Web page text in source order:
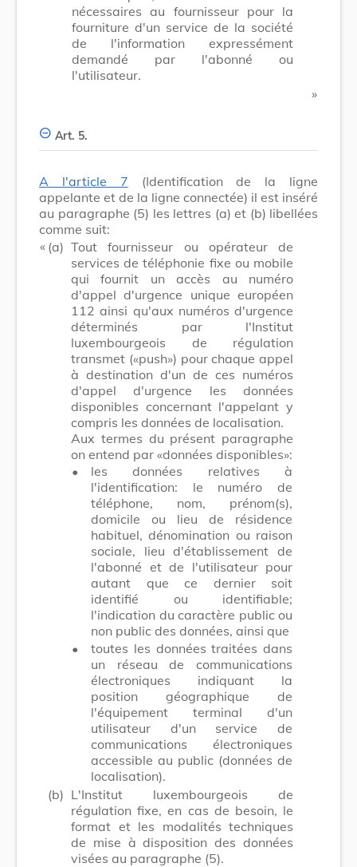
nécessaires au fournisseur pour la
fourniture d'un service de la société
de l'information expressément
demandé par l'abonné ou
l'utilisateur.
​ »
Art. 5.
A l'article 7 (Identification de la ligne
appelante et de la ligne connectée) il est inséré
au paragraphe (5) les lettres (a) et (b) libellées
comme suit:
​ « (a) Tout fournisseur ou opérateur de
services de téléphonie fixe ou mobile
qui fournit un accès au numéro
d'appel d'urgence unique européen
112 ainsi qu'aux numéros d'urgence
déterminés par l'Institut
luxembourgeois de régulation
transmet («push») pour chaque appel
à destination d'un de ces numéros
d'appel d'urgence les données
disponibles concernant l'appelant y
compris les données de localisation.
Aux termes du présent paragraphe
on entend par «données disponibles»:
•
les données relatives à
l'identification: le numéro de
téléphone, nom, prénom(s),
domicile ou lieu de résidence
habituel, dénomination ou raison
sociale, lieu d'établissement de
l'abonné et de l'utilisateur pour
autant que ce dernier soit
identifié ou identifiable;
l'indication du caractère public ou
non public des données, ainsi que
•
toutes les données traitées dans
un réseau de communications
électroniques indiquant la
position géographique de
l'équipement terminal d'un
utilisateur d'un service de
communications électroniques
accessible au public (données de
localisation).
(b) L'Institut luxembourgeois de
régulation fixe, en cas de besoin, le
format et les modalités techniques
de mise à disposition des données
visées au paragraphe (5).